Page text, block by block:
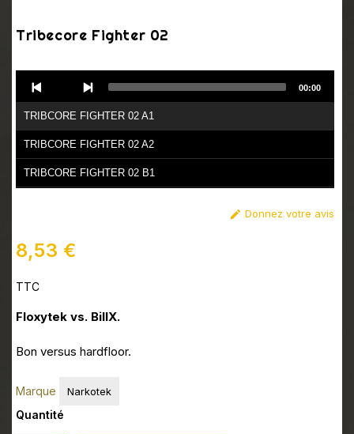
Tribecore Fighter 02
Player
TRIBCORE FIGHTER 02 A1
TRIBCORE FIGHTER 02 A2
TRIBCORE FIGHTER 02 B1
00:00
 Donnez votre avis
8,53 €
TTC
Floxytek vs. BillX.
Bon versus hardfloor.
Marque Narkotek
Quantité